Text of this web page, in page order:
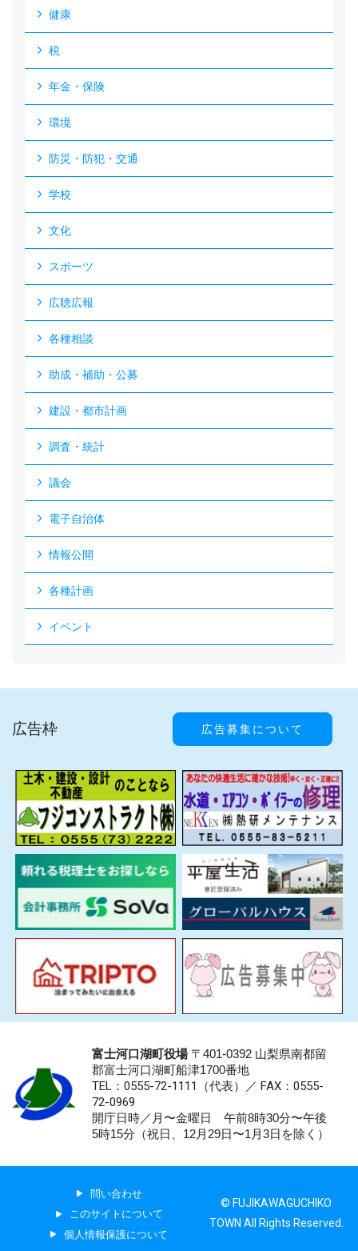
健康
税
年金・保険
環境
防災・防犯・交通
学校
文化
スポーツ
広聴広報
各種相談
助成・補助・公募
建設・都市計画
調査・統計
議会
電子自治体
情報公開
各種計画
イベント
広告枠 広告募集について
富士河口湖町役場〒401-0392 山梨県南都留
郡富士河口湖町船津1700番地
TEL：0555-72-1111 （代表）／ FAX：0555-
72-0969
開庁日時／月〜金曜日 午前8時30分〜午後
5時15分（祝日、12月29日〜1月3日を除く）
問い合わせ
このサイトについて
個人情報保護について
© FUJIKAWAGUCHIKO
TOWN All Rights Reserved.